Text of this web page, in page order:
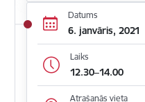
Datums
6. janvāris, 2021
Laiks
12.30–14.00
Atrašanās vieta